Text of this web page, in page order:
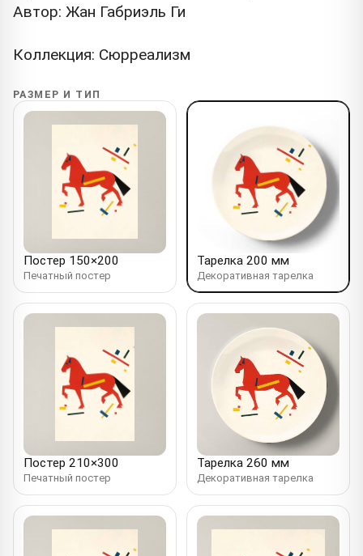
Автор: Жан Габриэль Ги
Коллекция: Сюрреализм
РАЗМЕР И ТИП
Постер 150×200
Печатный постер
Тарелка 200 мм
Декоративная тарелка
Постер 210×300
Печатный постер
Тарелка 260 мм
Декоративная тарелка